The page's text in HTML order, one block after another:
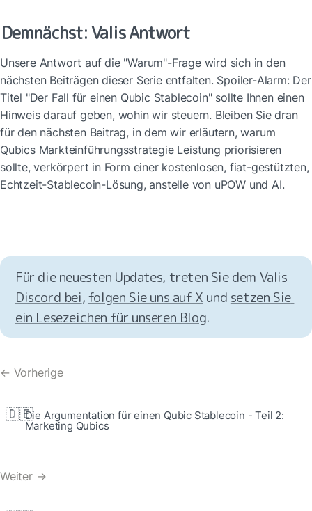
Demnächst: Valis Antwort
Unsere Antwort auf die "Warum"-Frage wird sich in den
nächsten Beiträgen dieser Serie entfalten. Spoiler-Alarm: Der
Titel "Der Fall für einen Qubic Stablecoin" sollte Ihnen einen
Hinweis darauf geben, wohin wir steuern. Bleiben Sie dran
für den nächsten Beitrag, in dem wir erläutern, warum
Qubics Markteinführungsstrategie Leistung priorisieren
sollte, verkörpert in Form einer kostenlosen, fiat-gestützten,
Echtzeit-Stablecoin-Lösung, anstelle von uPOW und AI.
Für die neuesten Updates, treten Sie dem Valis
Discord bei, folgen Sie uns auf X und setzen Sie
ein Lesezeichen für unseren Blog.
← Vorherige
🇩🇪Die Argumentation für einen Qubic Stablecoin - Teil 2:
Marketing Qubics
Weiter →